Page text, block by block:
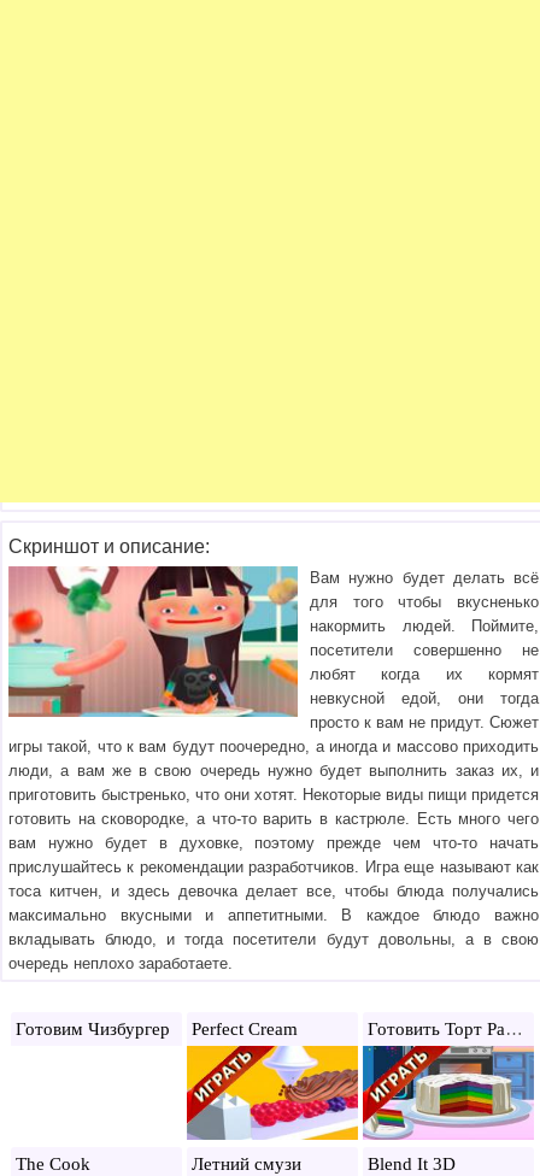
Скриншот и описание:
Вам нужно будет делать всё
для того чтобы вкусненько
накормить людей. Поймите,
посетители совершенно не
любят когда их кормят
невкусной едой, они тогда
просто к вам не придут. Сюжет
игры такой, что к вам будут поочередно, а иногда и массово приходить
люди, а вам же в свою очередь нужно будет выполнить заказ их, и
приготовить быстренько, что они хотят. Некоторые виды пищи придется
готовить на сковородке, а что-то варить в кастрюле. Есть много чего
вам нужно будет в духовке, поэтому прежде чем что-то начать
прислушайтесь к рекомендации разработчиков. Игра еще называют как
тоса китчен, и здесь девочка делает все, чтобы блюда получались
максимально вкусными и аппетитными. В каждое блюдо важно
вкладывать блюдо, и тогда посетители будут довольны, а в свою
очередь неплохо заработаете.
Готовим Чизбургер Perfect Cream Готовить Торт Радугу
The Cook Летний смузи Blend It 3D